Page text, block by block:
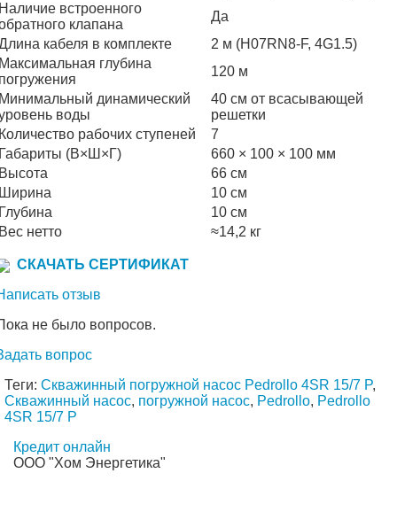
встроенного
клапана
Да
кабеля в комплекте
2 м (H07RN8-F, 4G1.5)
глубина
120 м
динамический
воды
40 см от всасывающей
решетки
рабочих ступеней
7
(В×Ш×Г)
660 × 100 × 100 мм
66 см
10 см
10 см
нетто
≈14,2 кг
СКАЧАТЬ СЕРТИФИКАТ
отзыв
не было вопросов.
вопрос
Теги: Скважинный погружной насос Pedrollo 4SR 15/7 P,
Скважинный насос, погружной насос, Pedrollo, Pedrollo
4SR 15/7 P
Кредит онлайн
ООО "Хом Энергетика"